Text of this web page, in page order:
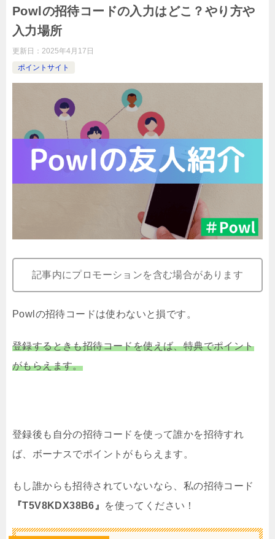
Powlの招待コードの入力はどこ？やり方や
入力場所
更新日： 2025年4月17日
ポイントサイト
記事内にプロモーションを含む場合があります
Powlの招待コードは使わないと損です。
登録するときも招待コードを使えば、特典でポイント
がもらえます。
登録後も自分の招待コードを使って誰かを招待すれ
ば、ボーナスでポイントがもらえます。
もし誰からも招待されていないなら、私の招待コード
『T5V8KDX38B6』
を使ってください！